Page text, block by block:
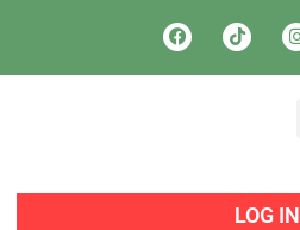
LOG IN